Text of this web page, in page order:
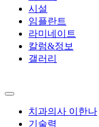
시설
임플란트
라미네이트
칼럼&정보
갤러리
치과의사 이한나
기술력